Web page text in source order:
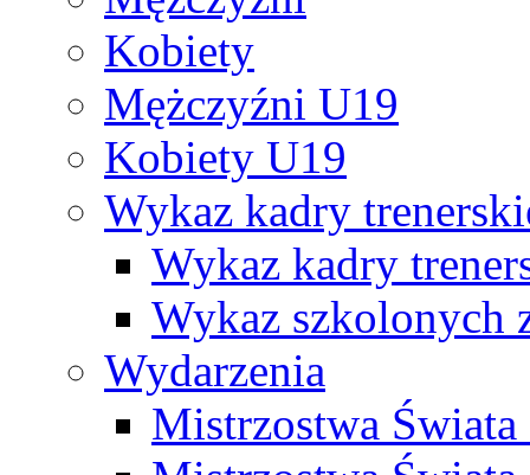
Kobiety
Mężczyźni U19
Kobiety U19
Wykaz kadry
Wykaz kadry
Wykaz szkolonych
Wydarzenia
Mistrzostwa